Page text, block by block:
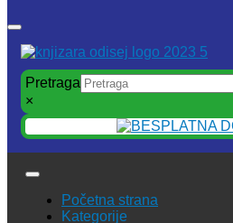
Pretraga
×
Početna strana
Kategorije